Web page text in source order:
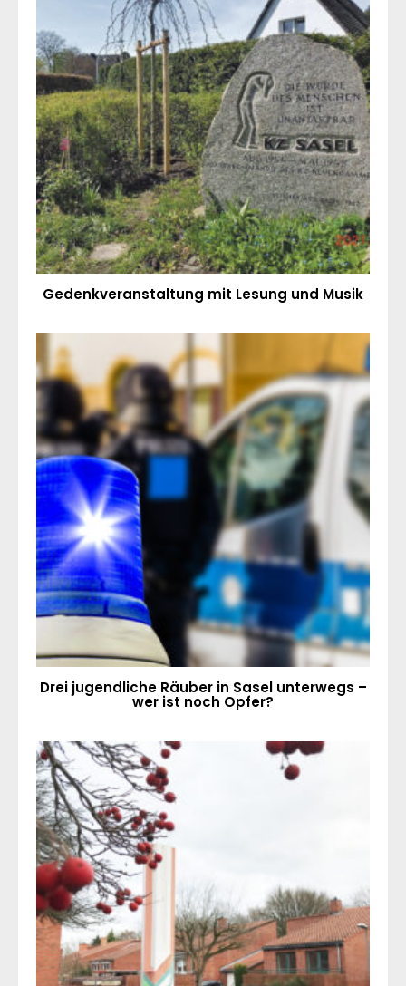
Gedenkveranstaltung mit Lesung und Musik
Drei jugendliche Räuber in Sasel unterwegs –
wer ist noch Opfer?